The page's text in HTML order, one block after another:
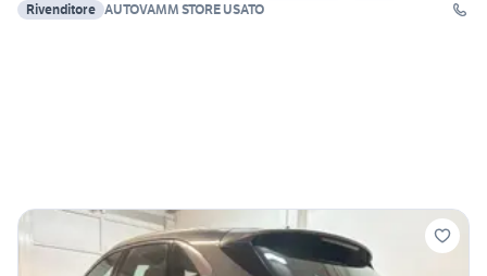
Rivenditore AUTOVAMM STORE USATO